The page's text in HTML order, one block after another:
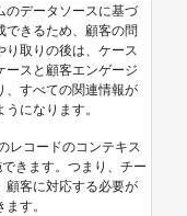
のデータソースに基づ
できるため、顧客の問
り取りの後は、ケース
スと顧客エンゲージ
、すべての関連情報が
になります。
レコードのコンテキス
きます。つまり、チー
顧客に対応する必要が
す。